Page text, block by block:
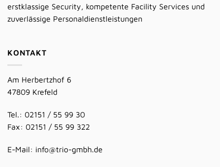
erstklassige Security, kompetente Facility Services und
zuverlässige Personaldienstleistungen
KONTAKT
Am Herbertzhof 6
47809 Krefeld
Tel.: 02151 / 55 99 30
Fax: 02151 / 55 99 322
E-Mail: info@trio-gmbh.de